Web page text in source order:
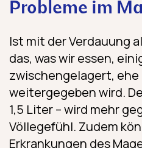
Probleme im
Ist mit der Verdauung
das, was wir essen,
zwischengelagert, ehe
weitergegeben wird.
1,5 Liter – wird mehr
Völlegefühl. Zudem
Erkrankungen des